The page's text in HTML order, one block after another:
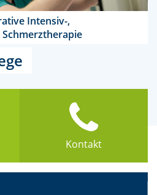
Intensiv-,
Kontakt